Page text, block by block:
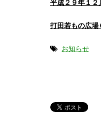
平成２９年１２
打田若もの広場
お知らせ